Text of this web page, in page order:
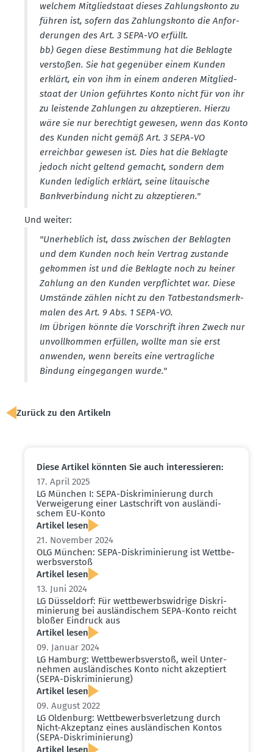
welchem Mitglied­staat dieses Zahlungs­konto zu
führen ist, sofern das Zahlungs­konto die Anfor­
de­rungen des Art. 3 SEPA-VO erfüllt.
bb) Gegen diese Bestimmung hat die Beklagte
verstoßen. Sie hat gegenüber einem Kunden
erklärt, ein von ihm in einem anderen Mitglied­
staat der Union geführtes Konto nicht für von ihr
zu leistende Zahlungen zu akzep­tieren. Hierzu
wäre sie nur berechtigt gewesen, wenn das Konto
des Kunden nicht gemäß Art. 3 SEPA-VO
erreichbar gewesen ist. Dies hat die Beklagte
jedoch nicht geltend gemacht, sondern dem
Kunden lediglich erklärt, seine litauische
Bankver­bindung nicht zu akzep­tieren."
Und weiter:
"Unerheblich ist, dass zwischen der Beklagten
und dem Kunden noch kein Vertrag zustande
gekommen ist und die Beklagte noch zu keiner
Zahlung an den Kunden verpflichtet war. Diese
Umstände zählen nicht zu den Tatbe­stands­merk­
malen des Art. 9 Abs. 1 SEPA-VO.
Im Übrigen könnte die Vorschrift ihren Zweck nur
unvoll­kommen erfüllen, wollte man sie erst
anwenden, wenn bereits eine vertrag­liche
Bindung einge­gangen wurde."
Zurück zu den Artikeln
Diese Artikel könnten Sie auch inter­es­sieren:
17. April 2025
LG München I: SEPA-Diskri­mi­nierung durch
Verwei­gerung einer Lastschrift von auslän­di­
schem EU-Konto
Artikel lesen
21. November 2024
OLG München: SEPA-Diskri­mi­nierung ist Wettbe­
werbs­verstoß
Artikel lesen
13. Juni 2024
LG Düsseldorf: Für wettbe­werbs­widrige Diskri­
mi­nierung bei auslän­di­schem SEPA-Konto reicht
bloßer Eindruck aus
Artikel lesen
09. Januar 2024
LG Hamburg: Wettbe­werbs­verstoß, weil Unter­
nehmen auslän­di­sches Konto nicht akzep­tiert
(SEPA-Diskri­mi­nierung)
Artikel lesen
09. August 2022
LG Oldenburg: Wettbe­werbs­ver­letzung durch
Nicht-Akzeptanz eines auslän­di­schen Kontos
(SEPA-Diskri­mi­nierung)
Artikel lesen